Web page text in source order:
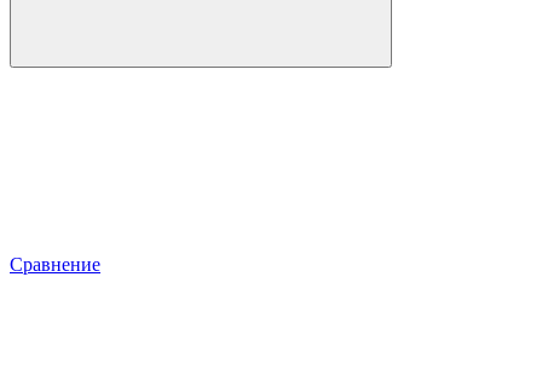
Сравнение